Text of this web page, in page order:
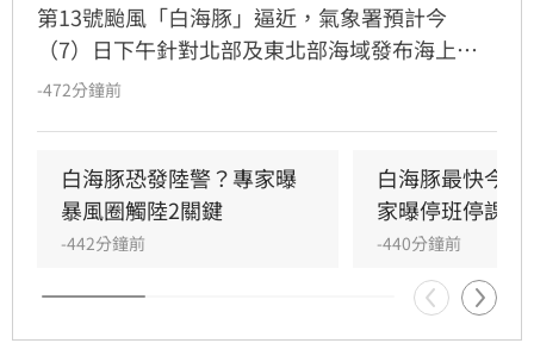
第13號颱風「白海豚」逼近，氣象署預計今
（7）日下午針對北部及東北部海域發布海上警
報。受外圍環流影響，明（8）日起至10日上半
風圈將觸及警戒線，各地風浪明顯增強。專家吳
德榮與林得恩示警，隨颱風北轉與移動路徑變
化，北部與中南部需嚴防劇烈天氣，東半部則有
極端高溫風險。隨後轉為西南風影響，下週一至
週三西南部仍有局部大雨，請民眾持續關注最新
氣象資訊，提前做好防颱準備以保安全。
-472分鐘前
白海豚恐發陸警？專家曝
暴風圈觸陸2關鍵
-442分鐘前
白海豚最快今
家曝停班停課機
-440分鐘前